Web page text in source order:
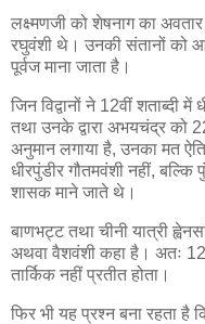
लक्ष्मणजी को शेषनाग का
रघुवंशी थे। उनकी संतानों को
पूर्वज माना जाता है।
जिन विद्वानों ने 12वीं शताब्दी
तथा उनके द्वारा अभयचंद्र को
अनुमान लगाया है, उनका मत
धीरपुंडीर गौतमवंशी नहीं, बल्कि
शासक माने जाते थे।
बाणभट्ट तथा चीनी यात्री
अथवा वैशवंशी कहा है। अतः
तार्किक नहीं प्रतीत होता।
फिर भी यह प्रश्न बना रहता